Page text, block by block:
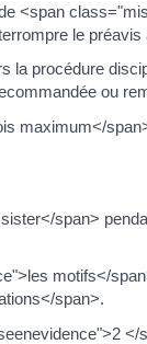
<span
le
la procédure
ou
maximum</
span>
motifs</
span>.